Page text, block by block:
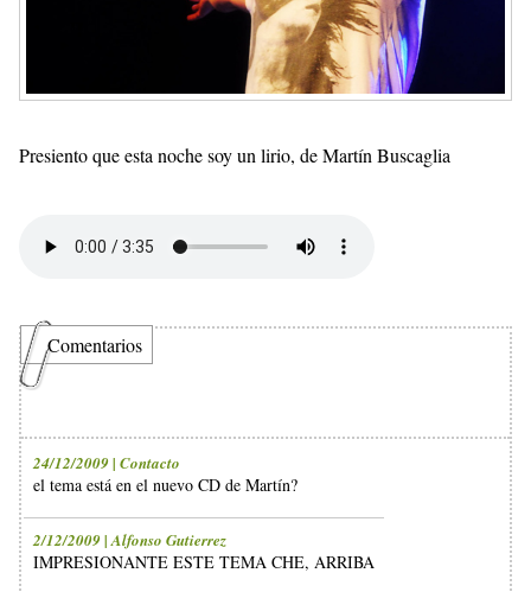
Presiento que esta noche soy un lirio, de Martín Buscaglia
Comentarios
24/12/2009 | Contacto
el tema está en el nuevo CD de Martín?
2/12/2009 | Alfonso Gutierrez
IMPRESIONANTE ESTE TEMA CHE, ARRIBA